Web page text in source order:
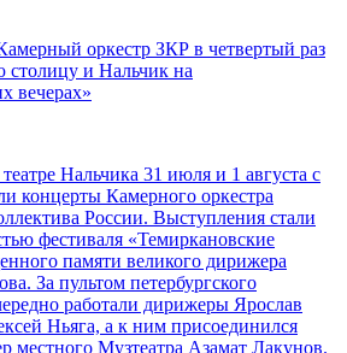
оркестр ЗКР в четвертый раз
столицу и Нальчик на
вечерах»
Нальчика 31 июля и 1 августа с
концерты Камерного оркестра
России. Выступления стали
фестиваля «Темиркановские
памяти великого дирижера
За пультом петербургского
работали дирижеры Ярослав
Ньяга, а к ним присоединился
местного Музтеатра Азамат Лакунов.